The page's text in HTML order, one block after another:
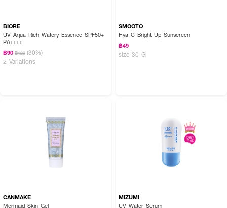
BIORE
UV Aqua Rich Watery Essence SPF50+
PA++++
฿90 ฿129 (30%)
2 Variations
SMOOTO
Hya C Bright Up Sunscreen
฿49
size 30 G
CANMAKE
Mermaid Skin Gel
MIZUMI
UV Water Serum